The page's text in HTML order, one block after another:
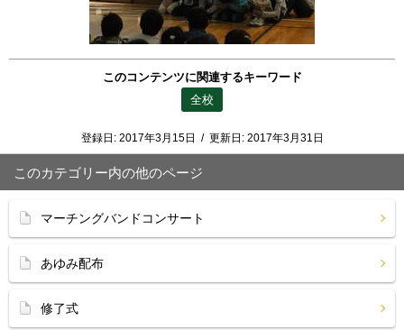
このコンテンツに関連するキーワード
全校
登録日: 2017年3月15日 / 更新日: 2017年3月31日
このカテゴリー内の他のページ
マーチングバンドコンサート
あゆみ配布
修了式